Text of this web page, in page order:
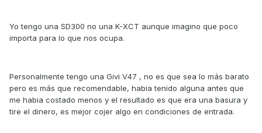
Yo tengo una SD300 no una K-XCT aunque imagino que poco
importa para lo que nos ocupa.
Personalmente tengo una Givi V47 , no es que sea lo más barato
pero es más que recomendable, habia tenido alguna antes que
me habia costado menos y el resultado es que era una basura y
tire el dinero, es mejor cojer algo en condiciones de entrada.